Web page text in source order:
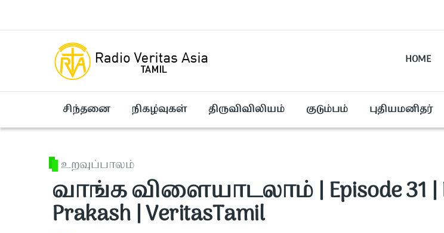
HOME
சிந்தனை நிகழ்வுகள் திருவிவிலியம் குடும்பம் புதியமனிதர்
உறவுப்பாலம்
வாங்க விளையாடலாம் | Episode 31 |
Prakash | VeritasTamil